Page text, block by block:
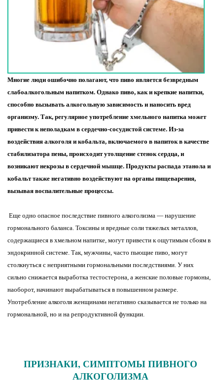
Многие люди ошибочно полагают, что пиво является безвредным
слабоалкогольным напитком. Однако пиво, как и крепкие напитки,
способно вызывать алкогольную зависимость и наносить вред
организму. Так, регулярное употребление хмельного напитка может
привести к неполадкам в сердечно-сосудистой системе. Из-за
воздействия алкоголя и кобальта, включаемого в напиток в качестве
стабилизатора пены, происходит утолщение стенок сердца, и
возникают некрозы в сердечной мышце. Продукты распада этанола и
кобальт также негативно воздействуют на органы пищеварения,
вызывая воспалительные процессы.
Еще одно опасное последствие пивного алкоголизма — нарушение
гормонального баланса. Токсины и вредные соли тяжелых металлов,
содержащиеся в хмельном напитке, могут привести к ощутимым сбоям в
эндокринной системе. Так, мужчины, часто пьющие пиво, могут
столкнуться с неприятными гормональными последствиями. У них
сильно снижается выработка тестостерона, а женские половые гормоны,
наоборот, начинают вырабатываться в повышенном размере.
Употребление алкоголя женщинами негативно сказывается не только на
гормональной, но и на репродуктивной функции.
ПРИЗНАКИ, СИМПТОМЫ ПИВНОГО
АЛКОГОЛИЗМА